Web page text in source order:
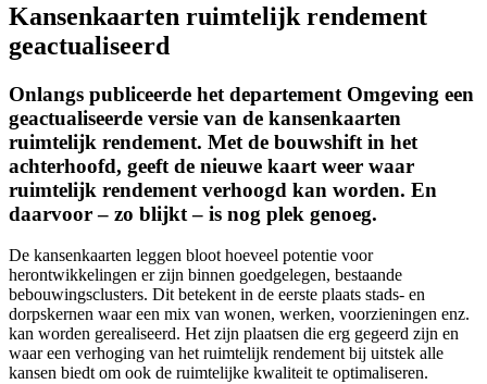
Kansenkaarten ruimtelijk rendement
geactualiseerd
Onlangs publiceerde het departement Omgeving een
geactualiseerde versie van de kansenkaarten
ruimtelijk rendement. Met de bouwshift in het
achterhoofd, geeft de nieuwe kaart weer waar
ruimtelijk rendement verhoogd kan worden. En
daarvoor – zo blijkt – is nog plek genoeg.
De kansenkaarten leggen bloot hoeveel potentie voor
herontwikkelingen er zijn binnen goedgelegen, bestaande
bebouwingsclusters. Dit betekent in de eerste plaats stads- en
dorpskernen waar een mix van wonen, werken, voorzieningen enz.
kan worden gerealiseerd. Het zijn plaatsen die erg gegeerd zijn en
waar een verhoging van het ruimtelijk rendement bij uitstek alle
kansen biedt om ook de ruimtelijke kwaliteit te optimaliseren.